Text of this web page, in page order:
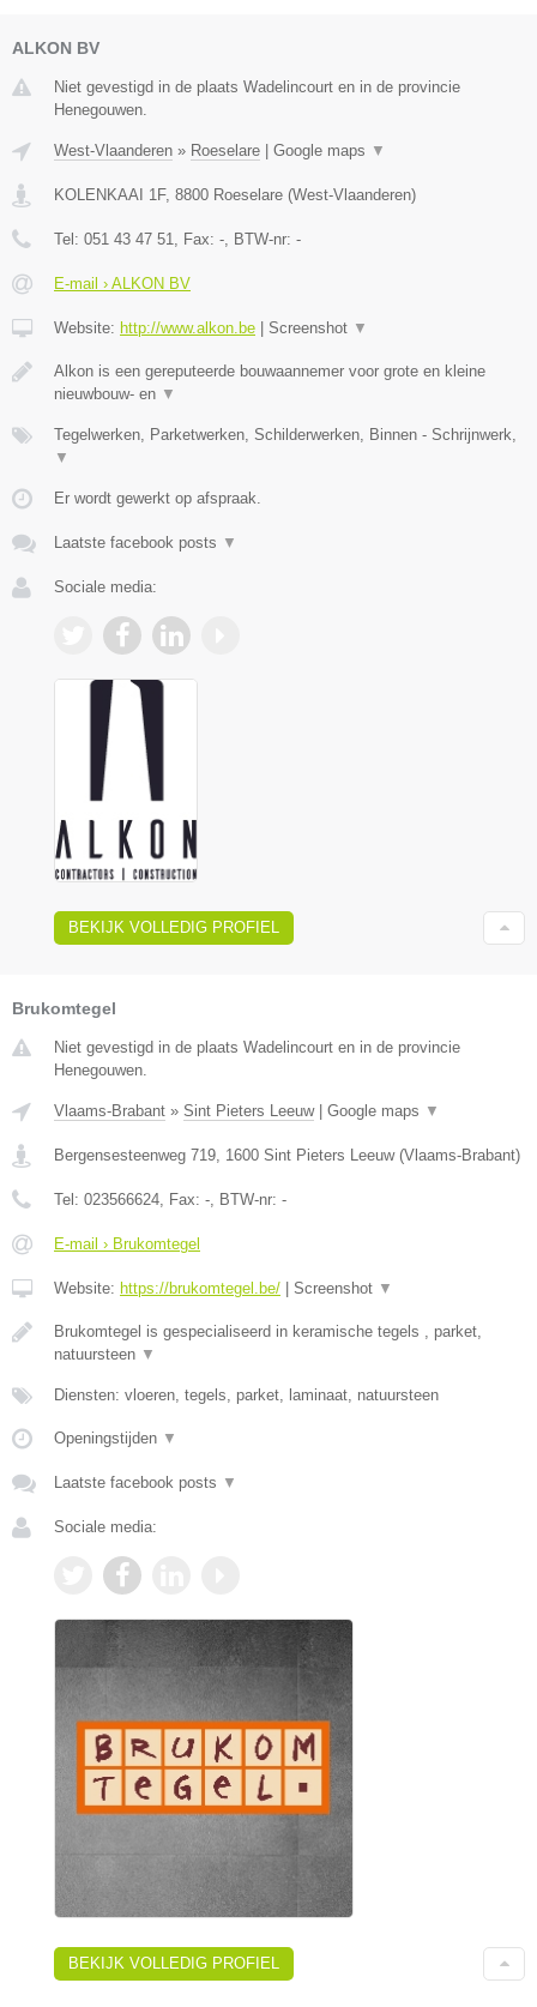
ALKON BV
Niet gevestigd in de plaats Wadelincourt en in de provincie
Henegouwen.
West-Vlaanderen » Roeselare Google maps ▼
KOLENKAAI 1F, 8800 Roeselare (West-Vlaanderen)
Tel: 051 43 47 51 , Fax: - , BTW-nr: -
E-mail › ALKON BV
Website: http://www.alkon.be Screenshot ▼
Alkon is een gereputeerde bouwaannemer voor grote en kleine
nieuwbouw- en ▼
Tegelwerken, Parketwerken, Schilderwerken, Binnen - Schrijnwerk,
▼
Er wordt gewerkt op afspraak.
Laatste facebook posts ▼
Sociale media:
BEKIJK VOLLEDIG PROFIEL
Brukomtegel
Niet gevestigd in de plaats Wadelincourt en in de provincie
Henegouwen.
Vlaams-Brabant » Sint Pieters Leeuw| Google maps ▼
Bergensesteenweg 719 1600 Sint Pieters Leeuw(Vlaams-Brabant)
Tel: 023566624 , Fax: - , BTW-nr: -
E-mail › Brukomtegel
Website: https://brukomtegel.be/ Screenshot ▼
Brukomtegel is gespecialiseerd in keramische tegels , parket,
natuursteen ▼
Diensten: vloeren, tegels, parket, laminaat, natuursteen
Openingstijden ▼
Laatste facebook posts ▼
Sociale media:
BEKIJK VOLLEDIG PROFIEL